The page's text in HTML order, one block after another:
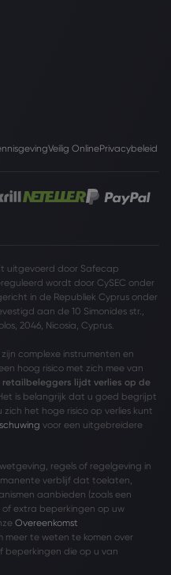
Veilig OnlinePrivacybeleid
uitgevoerd door Safecap
wordt door CySEC onder
in de Republiek Cyprus onder
aan de 10 Simonides str.,
2046, Nicosia, Cyprus.
zijn complexe instrumenten en
hoog risico met zich mee van
retailbeleggers lijdt verlies op de
is belangrijk dat u goed begrijpt
het hoge risico op verlies kunt
voor een uitgebreidere
regels of regelgeving in
verblijf dat toelaten,
aanbieden (zoals een
extra beperkingen op uw
Overeenkomst
meer te weten te komen over
beperkingen die op u van